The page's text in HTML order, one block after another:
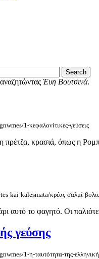
Έυη Βουτσινά.
1-κεφαλονίτικες-γεύσεις
κρασιά, όπως η
kai-kalesmata/κρέας-σαλμί-
αυτό το φαγητό. Οι
γεύσης
1-η-ταυτότητα-της-